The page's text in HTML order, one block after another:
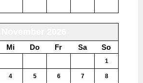
Mi Do Fr Sa So
1
4 5 6 7 8